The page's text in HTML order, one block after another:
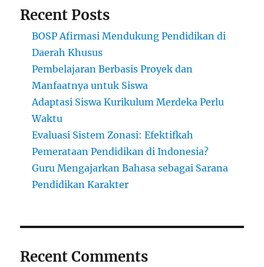
Recent Posts
BOSP Afirmasi Mendukung Pendidikan di
Daerah Khusus
Pembelajaran Berbasis Proyek dan
Manfaatnya untuk Siswa
Adaptasi Siswa Kurikulum Merdeka Perlu
Waktu
Evaluasi Sistem Zonasi: Efektifkah
Pemerataan Pendidikan di Indonesia?
Guru Mengajarkan Bahasa sebagai Sarana
Pendidikan Karakter
Recent Comments